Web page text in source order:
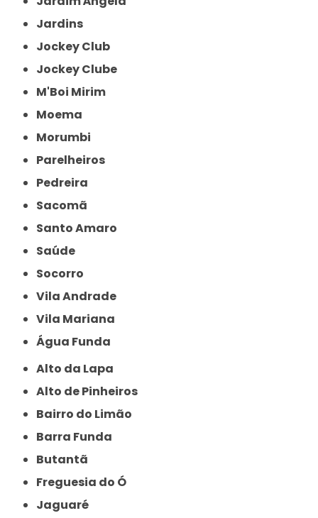
Jardins
Jockey Club
Jockey Clube
M'Boi Mirim
Moema
Morumbi
Parelheiros
Pedreira
Sacomã
Santo Amaro
Saúde
Socorro
Vila Andrade
Vila Mariana
Água Funda
Alto da Lapa
Alto de Pinheiros
Bairro do Limão
Barra Funda
Butantã
Freguesia do Ó
Jaguaré